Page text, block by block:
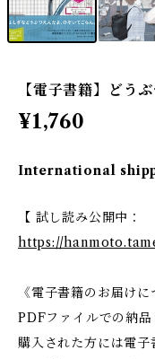
【電子書籍】どう
¥1,760
International
【 試し読み公開中：
https://
《電子書籍のお届けに
PDFファイルでの納品
購入された方には電